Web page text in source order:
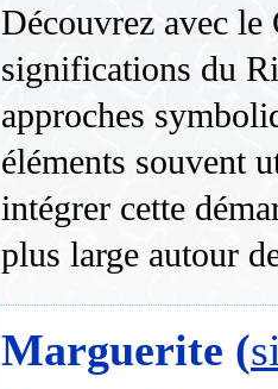
Découvrez avec
significations du
approches
éléments souvent
intégrer cette
plus large autour
Marguerite (